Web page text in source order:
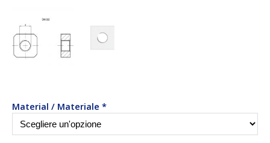
Material / Materiale *